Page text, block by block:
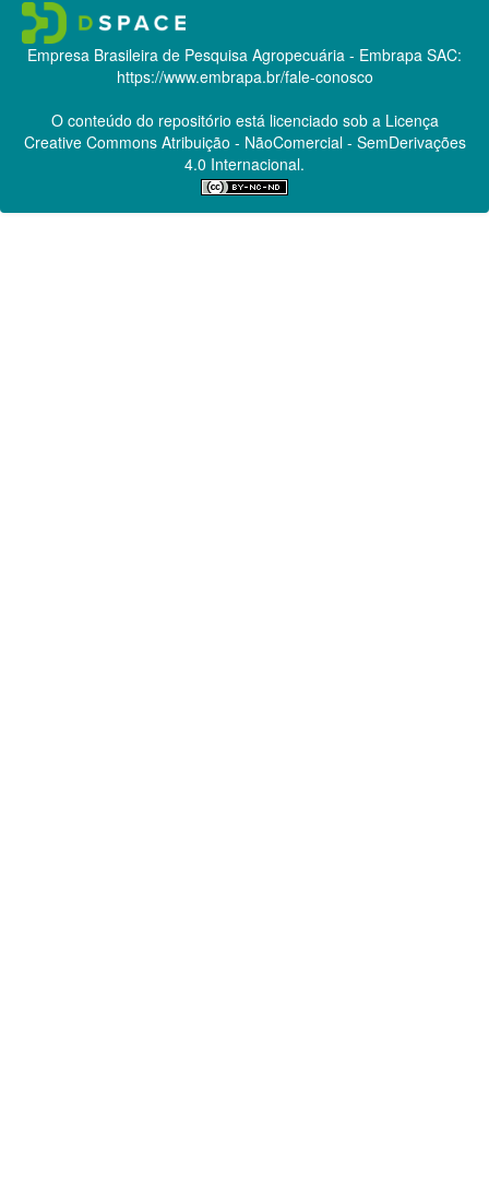
Empresa Brasileira de Pesquisa Agropecuária - Embrapa SAC:
https://www.embrapa.br/fale-conosco
O conteúdo do repositório está licenciado sob a Licença
Creative CommonsAtribuição - NãoComercial - SemDerivações
4.0 Internacional.